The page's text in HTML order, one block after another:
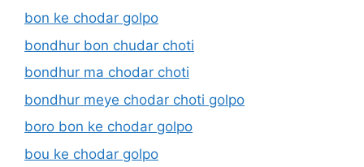
bon ke chodar golpo
bondhur bon chudar choti
bondhur ma chodar choti
bondhur meye chodar choti golpo
boro bon ke chodar golpo
bou ke chodar golpo